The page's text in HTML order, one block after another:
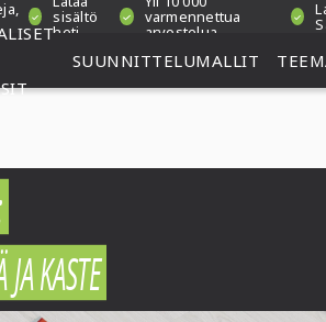
sisältö
heti
varmennettua
arvostelua
SUUNNITTELUMALLIT
KASTE